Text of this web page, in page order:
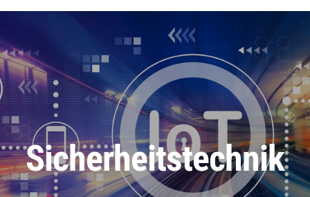
Sicherheitstechnik